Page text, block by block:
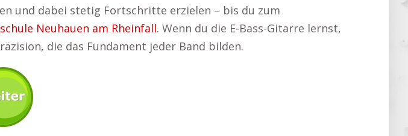
und dabei stetig Fortschritte erzielen – bis du zum
Neuhauen am Rheinfall. Wenn du die E-Bass-Gitarre lernst,
die das Fundament jeder Band bilden.